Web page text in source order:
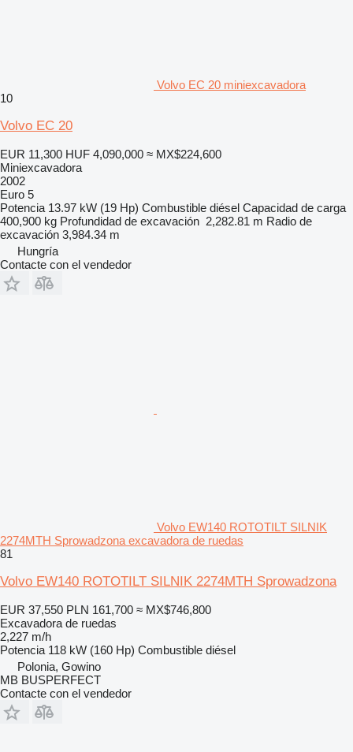
Volvo EC 20 miniexcavadora
10
Volvo EC 20
EUR 11,300 HUF 4,090,000 ≈ MX$224,600
Miniexcavadora
2002
Euro 5
Potencia 13.97 kW (19 Hp) Combustible diésel Capacidad de carga
400,900 kg Profundidad de excavación 2,282.81 m Radio de
excavación 3,984.34 m
Hungría
Contacte con el vendedor
Volvo EW140 ROTOTILT SILNIK
2274MTH Sprowadzona excavadora de ruedas
81
Volvo EW140 ROTOTILT SILNIK 2274MTH Sprowadzona
EUR 37,550 PLN 161,700 ≈ MX$746,800
Excavadora de ruedas
2,227 m/h
Potencia 118 kW (160 Hp) Combustible diésel
Polonia, Gowino
MB BUSPERFECT
Contacte con el vendedor